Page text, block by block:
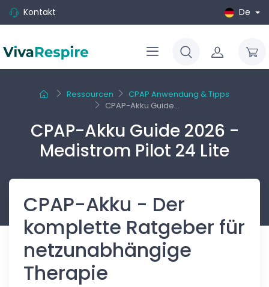
Kontakt De
Ressourcen
CPAP Anwendung & Tipps
CPAP-Akku Guide...
CPAP-Akku Guide 2026 -
Medistrom Pilot 24 Lite
CPAP-Akku - Der
komplette Ratgeber für
netzunabhängige
Therapie